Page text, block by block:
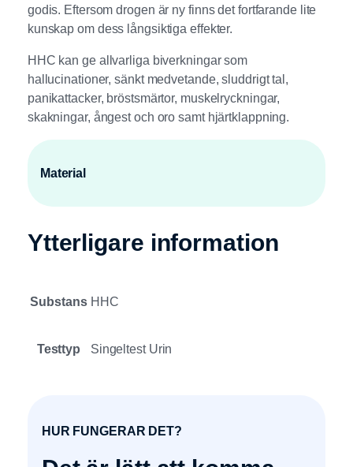
godis. Eftersom drogen är ny finns det fortfarande lite
kunskap om dess långsiktiga effekter.
HHC kan ge allvarliga biverkningar som
hallucinationer, sänkt medvetande, sluddrigt tal,
panikattacker, bröstsmärtor, muskelryckningar,
skakningar, ångest och oro samt hjärtklappning.
Material
Ytterligare information
Substans HHC
Testtyp Singeltest Urin
HUR FUNGERAR DET?